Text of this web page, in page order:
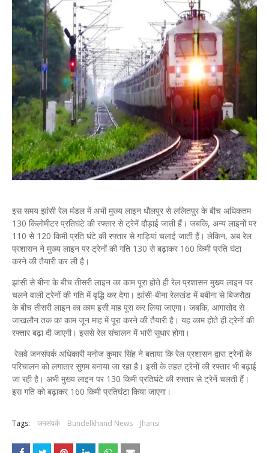
इस समय झांसी रेल मंडल में अभी मुख्य लाइन धौलपुर से ललितपुर के बीच अधिकतम
130 किलोमीटर प्रतिघंटे की रफ्तार से ट्रेनें दौड़ाई जाती हैं। जबकि, अन्य लाइनों पर
110 से 120 किमी प्रति घंटे की रफ्तार से गाड़ियां चलाई जाती हैं। लेकिन, अब रेल
प्रशासन ने मुख्य लाइन पर ट्रेनों की गति 130 से बढ़ाकर 160 किमी प्रति घंटा
करने की तैयारी कर ली है।
झांसी से बीना के बीच तीसरी लाइन का काम पूरा होते ही रेल प्रशासन मुख्य लाइन पर
चलने वाली ट्रेनों की गति में वृद्धि कर देगा। झांसी-बीना रेलखंड में बबीना से बिजरौठा
के बीच तीसरी लाइन का काम इसी माह पूरा कर लिया जाएगा। जबकि, आगासोद से
जाखलौन तक का काम जून माह में पूरा करने की तैयारी है। यह काम होते ही ट्रेनों की
रफ्तार बढ़ा दी जाएगी। इससे रेल संचालन में भारी सुधार होगा।
रेलवे जनसंपर्क अधिकारी मनोज कुमार सिंह ने बताया कि रेल प्रशासन द्वारा ट्रेनों के
परिचालन को लगातार सुगम बनाया जा रहा है। इसी के तहत ट्रेनों की रफ्तार भी बढ़ाई
जा रही है। अभी मुख्य लाइन पर 130 किमी प्रतिघंटे की रफ्तार से ट्रेनें चलती हैं।
इस गति को बढ़ाकर 160 किमी प्रतिघंटा किया जाएगा।
Tags: जनसंपर्क Bundelkhand News Jhansi